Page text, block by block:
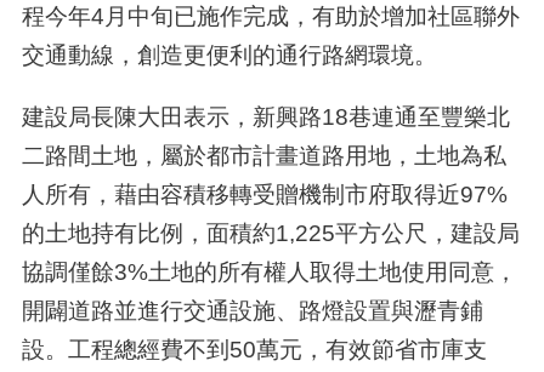
程今年4月中旬已施作完成，有助於增加社區聯外
交通動線，創造更便利的通行路網環境。
建設局長陳大田表示，新興路18巷連通至豐樂北
二路間土地，屬於都市計畫道路用地，土地為私
人所有，藉由容積移轉受贈機制市府取得近97%
的土地持有比例，面積約1,225平方公尺，建設局
協調僅餘3%土地的所有權人取得土地使用同意，
開闢道路並進行交通設施、路燈設置與瀝青鋪
設。工程總經費不到50萬元，有效節省市庫支